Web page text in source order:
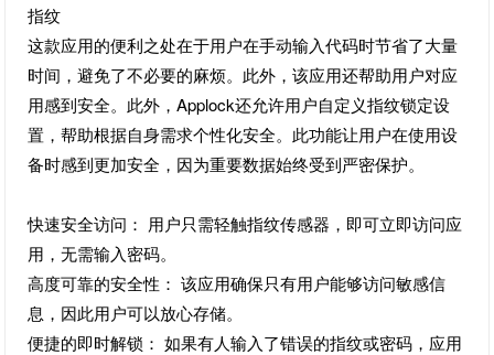
指纹
这款应用的便利之处在于用户在手动输入代码时节省了大量
时间，避免了不必要的麻烦。此外，该应用还帮助用户对应
用感到安全。此外，Applock还允许用户自定义指纹锁定设
置，帮助根据自身需求个性化安全。此功能让用户在使用设
备时感到更加安全，因为重要数据始终受到严密保护。
快速安全访问： 用户只需轻触指纹传感器，即可立即访问应
用，无需输入密码。
高度可靠的安全性： 该应用确保只有用户能够访问敏感信
息，因此用户可以放心存储。
便捷的即时解锁： 如果有人输入了错误的指纹或密码，应用